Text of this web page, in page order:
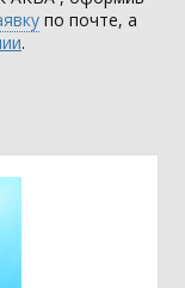
по почте, а
.